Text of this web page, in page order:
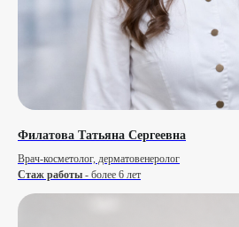
Филатова Татьяна Сергеевна
Врач-косметолог, дерматовенеролог
Стаж работы - более 6 лет
Часто задаваемые вопросы
Что чаще всего спрашивают